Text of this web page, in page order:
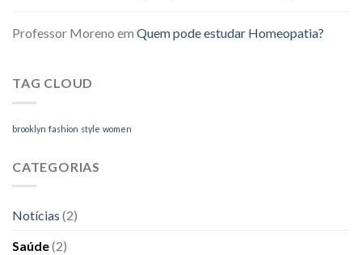
Professor Moreno em Quem pode estudar Homeopatia?
TAG CLOUD
brooklyn fashion style women
CATEGORIAS
Notícias (2)
Saúde(2)